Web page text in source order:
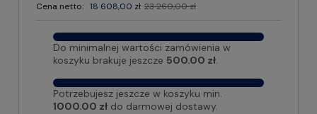
Cena netto: 18 608,00 zł 23 260,00 zł
Do minimalnej wartości zamówienia w
koszyku brakuje jeszcze 500.00 zł.
Potrzebujesz jeszcze w koszyku min.
1000.00 zł do darmowej dostawy.